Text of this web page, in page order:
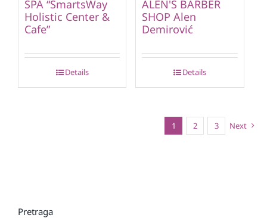
SPA “SmartsWay
Holistic Center &
Cafe”
Details
ALEN'S BARBER
SHOP Alen
Demirović
Details
1 2 3 Next
Pretraga